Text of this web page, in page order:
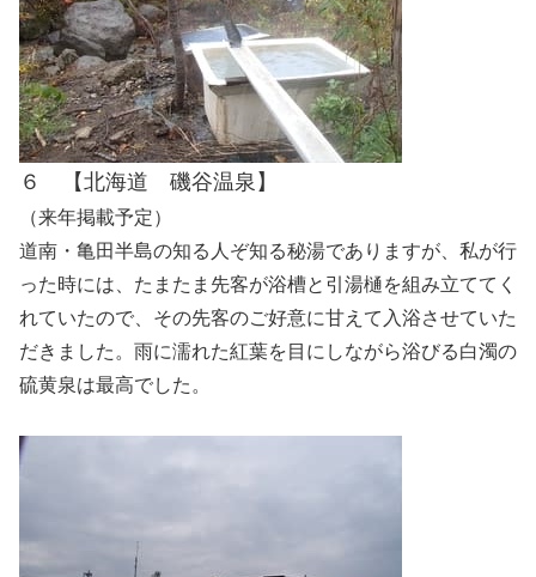
６ 【北海道 磯谷温泉】
（来年掲載予定）
道南・亀田半島の知る人ぞ知る秘湯でありますが、私が行
った時には、たまたま先客が浴槽と引湯樋を組み立ててく
れていたので、その先客のご好意に甘えて入浴させていた
だきました。雨に濡れた紅葉を目にしながら浴びる白濁の
硫黄泉は最高でした。